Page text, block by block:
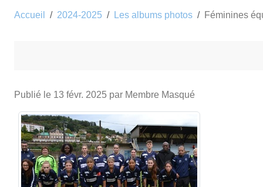
Accueil 2024-2025 Les albums photos Féminines
Publié le 13 févr. 2025 par Membre Masqué